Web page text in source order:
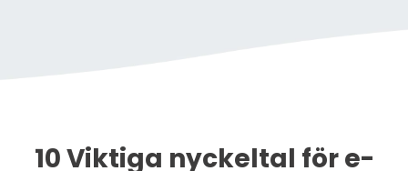
10 Viktiga nyckeltal för e-